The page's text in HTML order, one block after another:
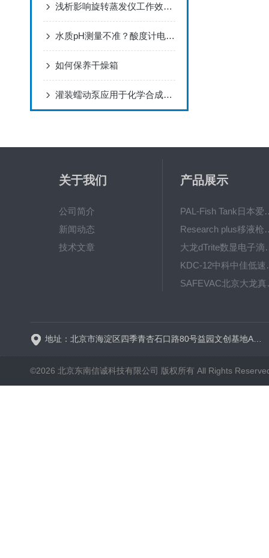
浅析影响旋转蒸发仪工作效率的几个原因
水质pH测量不准？酸度计电极保养与故障排查指南
如何保养干燥箱
灌装蠕动泵应用于化学合成滴加的原理分析
关于我们
公司简介
新闻动态
技术文章
产品展示
PAL-Fish Tank
Research plus
大龙dTrite
KDC-
©2026 北京东南信诚科技有限公司 版权所有 All Rights